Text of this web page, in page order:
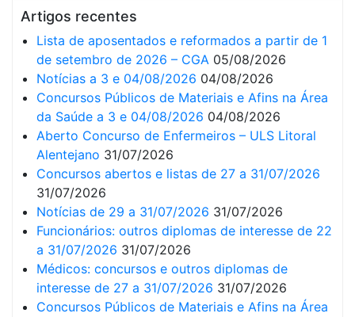
Artigos recentes
Lista de aposentados e reformados a partir de 1
de setembro de 2026 – CGA 05/08/2026
Notícias a 3 e 04/08/2026 04/08/2026
Concursos Públicos de Materiais e Afins na Área
da Saúde a 3 e 04/08/2026 04/08/2026
Aberto Concurso de Enfermeiros – ULS Litoral
Alentejano 31/07/2026
Concursos abertos e listas de 27 a 31/07/2026
31/07/2026
Notícias de 29 a 31/07/2026 31/07/2026
Funcionários: outros diplomas de interesse de 22
a 31/07/2026 31/07/2026
Médicos: concursos e outros diplomas de
interesse de 27 a 31/07/2026 31/07/2026
Concursos Públicos de Materiais e Afins na Área